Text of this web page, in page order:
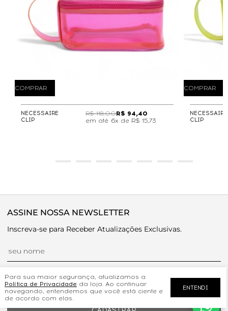
Para sua maior segurança, atualizamos a
Política de Privacidade da loja. Ao continuar
navegando, entendemos que você está ciente e
de acordo com elas.
ENTENDI
COMPRAR
NECESSAIRE
CLIP
R$ 118,00R$ 94,40
6x de R$ 15,73
COMPRAR
NECESSAIRE
CLIP
ASSINE NOSSA NEWSLETTER
Inscreva-se para Receber Atualizações Exclusivas.